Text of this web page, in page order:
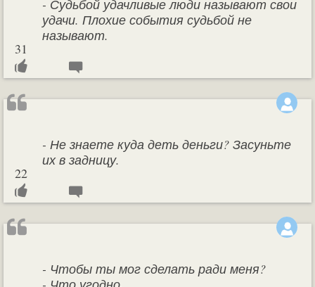
- Судьбой удачливые люди называют свои
удачи. Плохие события судьбой не
называют.
31
- Не знаете куда деть деньги? Засуньте
их в задницу.
22
- Чтобы ты мог сделать ради меня?